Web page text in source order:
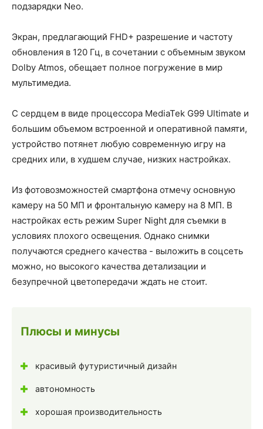
подзарядки Neo.
Экран, предлагающий FHD+ разрешение и частоту
обновления в 120 Гц, в сочетании с объемным звуком
Dolby Atmos, обещает полное погружение в мир
мультимедиа.
С сердцем в виде процессора MediaTek G99 Ultimate и
большим объемом встроенной и оперативной памяти,
устройство потянет любую современную игру на
средних или, в худшем случае, низких настройках.
Из фотовозможностей смартфона отмечу основную
камеру на 50 МП и фронтальную камеру на 8 МП. В
настройках есть режим Super Night для съемки в
условиях плохого освещения. Однако снимки
получаются среднего качества - выложить в соцсеть
можно, но высокого качества детализации и
безупречной цветопередачи ждать не стоит.
Плюсы и минусы
красивый футуристичный дизайн
автономность
хорошая производительность